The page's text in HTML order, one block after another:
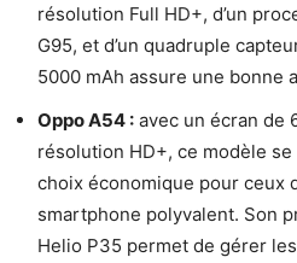
résolution Full HD+, d’un
G95, et d’un quadruple
5000 mAh assure une bonne
Oppo A54 : avec un écran de
résolution HD+, ce modèle
choix économique pour ceux
smartphone polyvalent. Son
Helio P35 permet de gérer